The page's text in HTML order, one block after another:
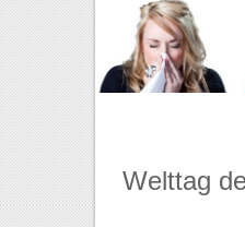
Welttag